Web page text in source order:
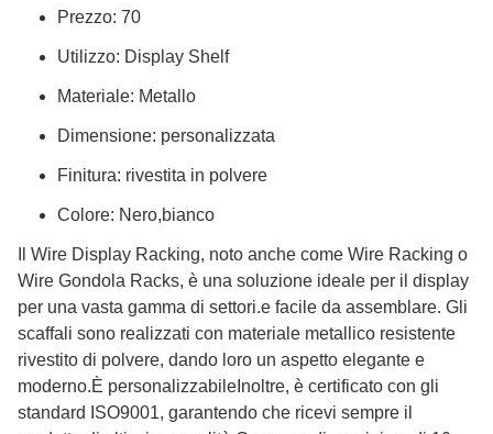
Prezzo: 70
Utilizzo: Display Shelf
Materiale: Metallo
Dimensione: personalizzata
Finitura: rivestita in polvere
Colore: Nero,bianco
Il Wire Display Racking, noto anche come Wire Racking o
Wire Gondola Racks, è una soluzione ideale per il display
per una vasta gamma di settori.e facile da assemblare. Gli
scaffali sono realizzati con materiale metallico resistente
rivestito di polvere, dando loro un aspetto elegante e
moderno.È personalizzabileInoltre, è certificato con gli
standard ISO9001, garantendo che ricevi sempre il